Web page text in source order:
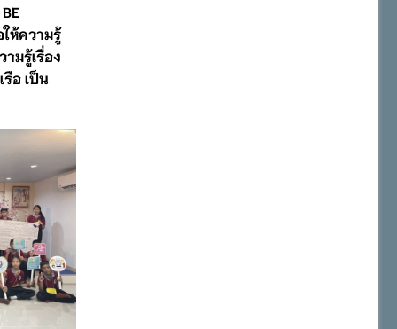
ให้ความรู้
มรู้เรื่อง
อ เป็น